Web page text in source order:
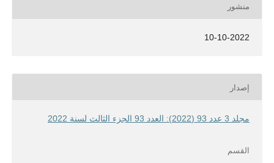
منشور
10-10-2022
إصدار
مجلد 3 عدد 93 (2022): العدد 93 الجزء الثالث لسنة 2022
القسم